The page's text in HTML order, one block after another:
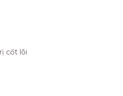
cốt lõi